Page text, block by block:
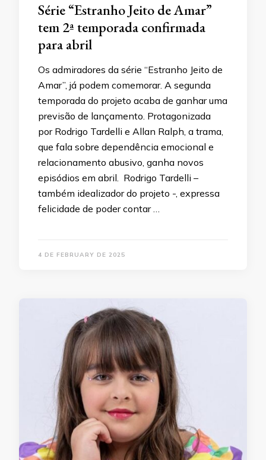
Série “Estranho Jeito de Amar”
tem 2ª temporada confirmada
para abril
Os admiradores da série “Estranho Jeito de
Amar”, já podem comemorar. A segunda
temporada do projeto acaba de ganhar uma
previsão de lançamento. Protagonizada
por Rodrigo Tardelli e Allan Ralph, a trama,
que fala sobre dependência emocional e
relacionamento abusivo, ganha novos
episódios em abril. Rodrigo Tardelli –
também idealizador do projeto -, expressa
felicidade de poder contar …
4 DE FEBRUARY DE 2025